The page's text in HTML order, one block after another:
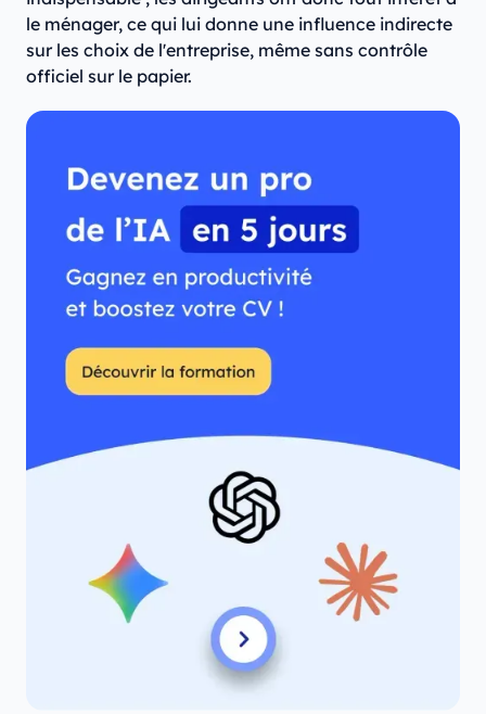
le ménager, ce qui lui donne une influence indirecte
sur les choix de l'entreprise, même sans contrôle
officiel sur le papier.